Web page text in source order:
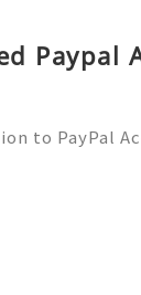
Paypal
to PayPal